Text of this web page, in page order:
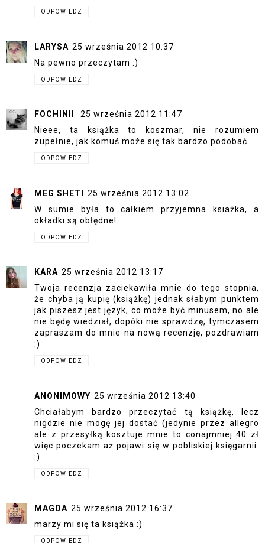
ODPOWIEDZ
LARYSA 25 września 2012 10:37
Na pewno przeczytam :)
ODPOWIEDZ
FOCHINII
25 września 2012 11:47
Nieee, ta książka to koszmar, nie rozumiem
zupełnie, jak komuś może się tak bardzo podobać...
ODPOWIEDZ
MEG SHETI 25 września 2012 13:02
W sumie była to całkiem przyjemna ksiażka, a
okładki są obłędne!
ODPOWIEDZ
KARA 25 września 2012 13:17
Twoja recenzja zaciekawiła mnie do tego stopnia,
że chyba ją kupię (książkę) jednak słabym punktem
jak piszesz jest język, co może być minusem, no ale
nie będę wiedział, dopóki nie sprawdzę, tymczasem
zapraszam do mnie na nową recenzję, pozdrawiam
:)
ODPOWIEDZ
ANONIMOWY 25 września 2012 13:40
Chciałabym bardzo przeczytać tą książkę, lecz
nigdzie nie mogę jej dostać (jedynie przez allegro
ale z przesyłką kosztuje mnie to conajmniej 40 zł
więc poczekam aż pojawi się w pobliskiej księgarnii.
:)
ODPOWIEDZ
MAGDA 25 września 2012 16:37
marzy mi się ta książka :)
ODPOWIEDZ